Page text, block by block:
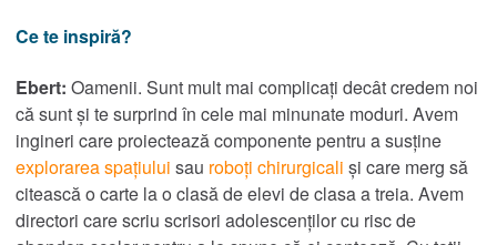
Ce te inspiră?
Ebert: Oamenii. Sunt mult mai complicați decât credem noi
că sunt și te surprind în cele mai minunate moduri. Avem
ingineri care proiectează componente pentru a susține
explorarea spațiului sau roboți chirurgicali și care merg să
citească o carte la o clasă de elevi de clasa a treia. Avem
directori care scriu scrisori adolescenților cu risc de